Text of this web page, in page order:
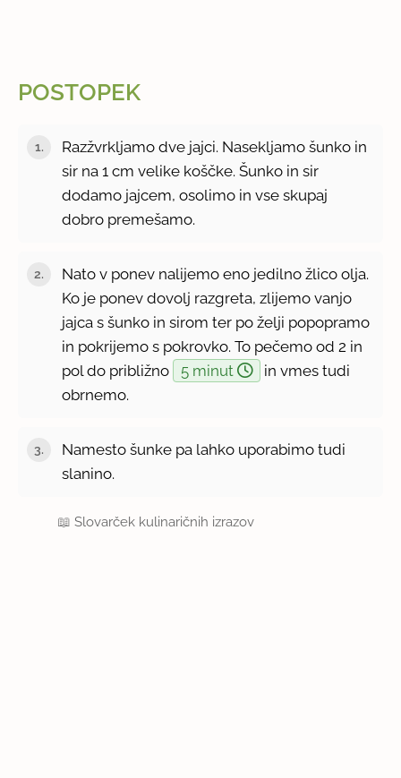
POSTOPEK
Razžvrkljamo dve jajci. Nasekljamo šunko in
sir na 1 cm velike koščke. Šunko in sir
dodamo jajcem, osolimo in vse skupaj
dobro premešamo.
Nato v ponev nalijemo eno jedilno žlico olja.
Ko je ponev dovolj razgreta, zlijemo vanjo
jajca s šunko in sirom ter po želji popopramo
in pokrijemo s pokrovko. To pečemo od 2 in
pol do približno
5 minut
in vmes tudi
obrnemo.
Namesto šunke pa lahko uporabimo tudi
slanino.
📖Slovarček kulinaričnih izrazov